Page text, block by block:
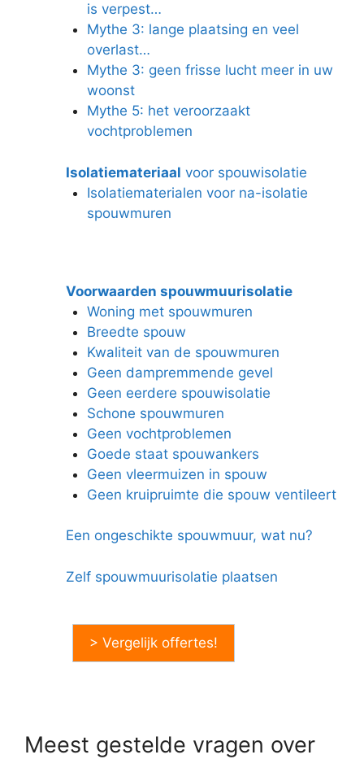
is verpest…
Mythe 3: lange plaatsing en veel
overlast…
Mythe 3: geen frisse lucht meer in uw
woonst
Mythe 5: het veroorzaakt
vochtproblemen
Isolatiemateriaal voor spouwisolatie
Isolatiematerialen voor na-isolatie
spouwmuren
Voorwaarden spouwmuurisolatie
Woning met spouwmuren
Breedte spouw
Kwaliteit van de spouwmuren
Geen dampremmende gevel
Geen eerdere spouwisolatie
Schone spouwmuren
Geen vochtproblemen
Goede staat spouwankers
Geen vleermuizen in spouw
Geen kruipruimte die spouw ventileert
Een ongeschikte spouwmuur, wat nu?
Zelf spouwmuurisolatie plaatsen
> Vergelijk offertes!
Meest gestelde vragen over